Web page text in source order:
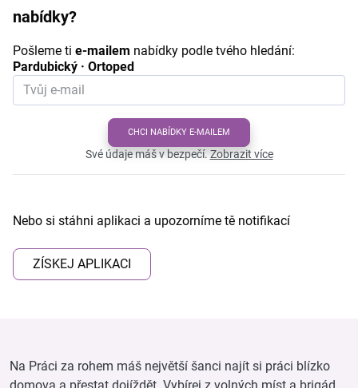
nabídky?
Pošleme ti e-mailem nabídky podle tvého hledání:
Pardubický · Ortoped
CHCI NABÍDKY E-MAILEM
Své údaje máš v bezpečí.Zobrazit více
Nebo si stáhni aplikaci a upozorníme tě notifikací
ZÍSKEJ APLIKACI
Na Práci za rohem máš největší šanci najít si práci blízko
domova a přestat dojíždět. Vybírej z volných míst a brigád